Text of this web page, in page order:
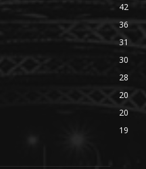
42
36
31
30
28
20
20
19